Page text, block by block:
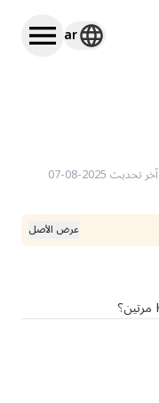
ar
آخر تحديث
2025-08-07
عرض الأصل